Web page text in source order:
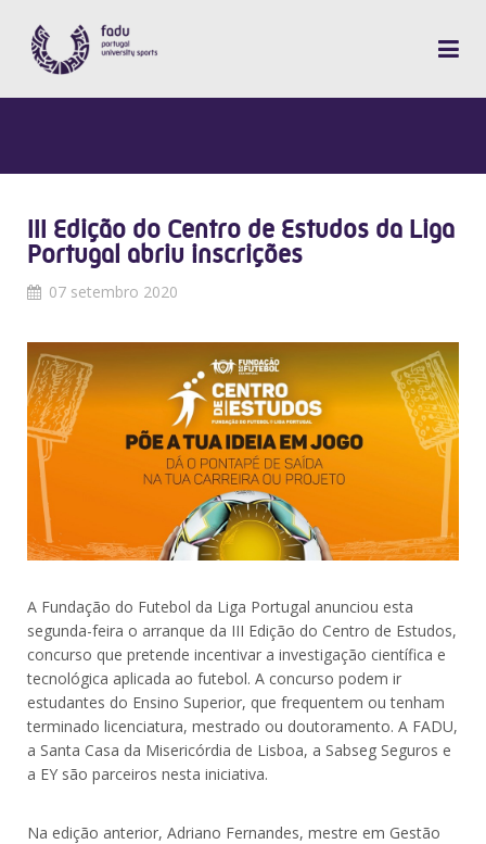
III Edição do Centro de Estudos da Liga
Portugal abriu inscrições
07 setembro 2020
A Fundação do Futebol da Liga Portugal anunciou esta
segunda-feira o arranque da III Edição do Centro de Estudos,
concurso que pretende incentivar a investigação científica e
tecnológica aplicada ao futebol. A concurso podem ir
estudantes do Ensino Superior, que frequentem ou tenham
terminado licenciatura, mestrado ou doutoramento. A FADU,
a Santa Casa da Misericórdia de Lisboa, a Sabseg Seguros e
a EY são parceiros nesta iniciativa.
Na edição anterior, Adriano Fernandes, mestre em Gestão